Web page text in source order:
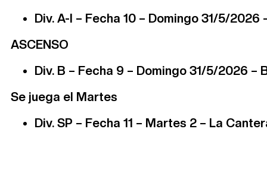
Div. A-I – Fecha 10 – Domingo 31/5/2026
ASCENSO
Div. B – Fecha 9 – Domingo 31/5/2026 –
Se juega el Martes
Div. SP – Fecha 11 – Martes 2 – La